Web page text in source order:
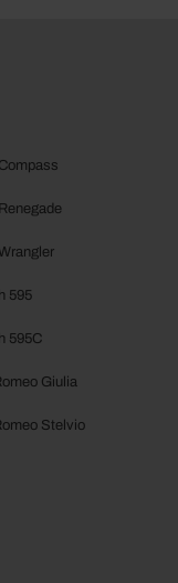
595
595C
Giulia
Stelvio